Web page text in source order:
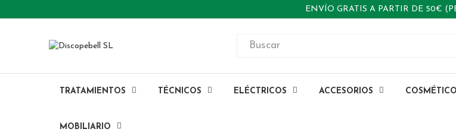
ENVÍO GRATIS A PARTIR DE 50€
TRATAMIENTOS TÉCNICOS ELÉCTRICOS ACCESORIOS
MOBILIARIO